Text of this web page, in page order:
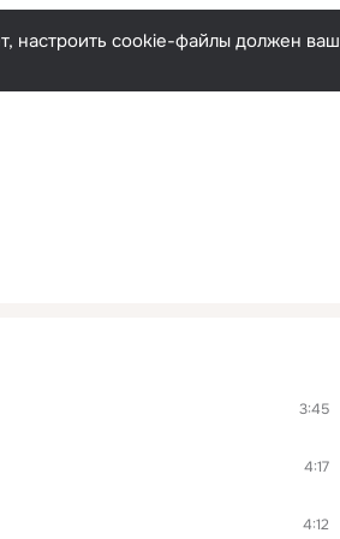
настроить cookie-файлы должен ваш
3:45
4:17
4:12